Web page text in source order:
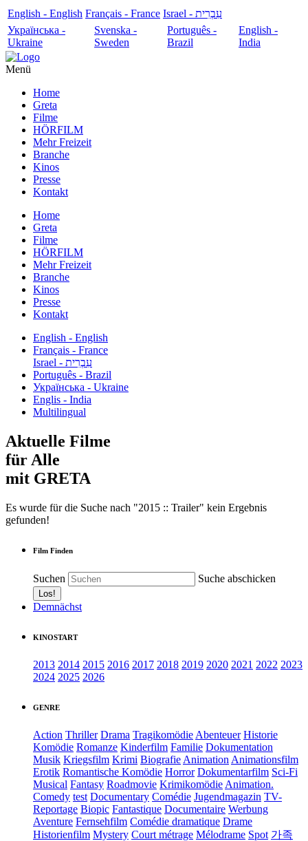
English - English Français - France
עִבְרִית - Israel
Українська -
Ukraine
Svenska -
Sweden
Português -
Brazil
English -
India
Menü
Home
Greta
Filme
HÖRFILM
Mehr Freizeit
Branche
Kinos
Presse
Kontakt
Home
Greta
Filme
HÖRFILM
Mehr Freizeit
Branche
Kinos
Presse
Kontakt
English - English
Français - France
עִבְרִית - Israel
Português - Brazil
Українська - Ukraine
Englis - India
Multilingual
Aktuelle Filme
für Alle
mit GRETA
Es wurde für die Suche nach "2015 :: Trailer" kein Ergebnis
gefunden!
Film Finden
Suchen Suche abschicken
Demnächst
KINOSTART
2013 2014 2015 2016 2017 2018 2019 2020 2021 2022 2023
2024 2025 2026
GENRE
Action Thriller Drama Tragikomödie Abenteuer Historie
Komödie Romanze Kinderfilm Familie Dokumentation
Musik Kriegsfilm Krimi Biografie Animation Animationsfilm
Erotik Romantische Komödie Horror Dokumentarfilm Sci-Fi
Musical Fantasy Roadmovie Krimikomödie Animation.
Comedy test Documentary Comédie Jugendmagazin TV-
Reportage Biopic Fantastique Documentaire Werbung
Aventure Fernsehfilm Comédie dramatique Drame
Historienfilm Mystery Court métrage Mélodrame Spot 가족